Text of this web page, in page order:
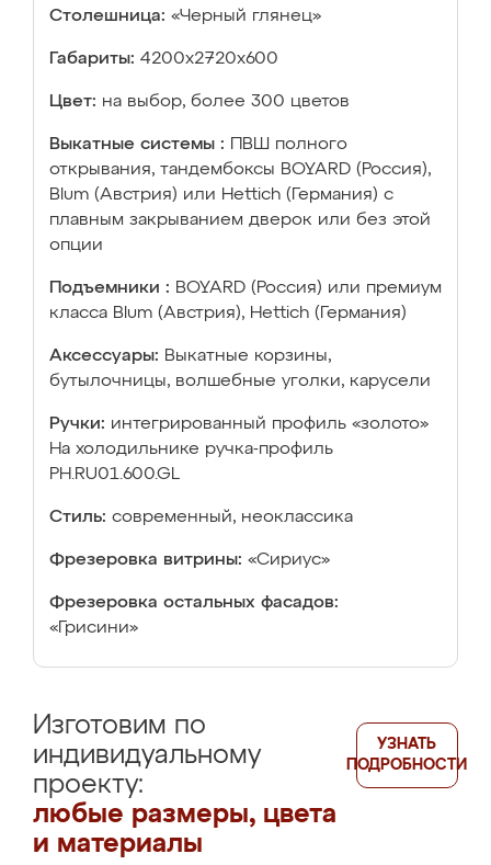
Столешница: «Черный глянец»
Габариты: 4200х2720х600
Цвет: на выбор, более 300 цветов
Выкатные системы :
ПВШ полного
открывания, тандембоксы BOYARD (Россия),
Blum (Австрия) или Hettich (Германия) с
плавным закрыванием дверок или без этой
опции
Подъемники : BOYARD (Россия) или премиум
класса Blum (Австрия), Hettich (Германия)
Аксессуары: Выкатные корзины,
бутылочницы, волшебные уголки, карусели
Ручки: интегрированный профиль «золото»
На холодильнике ручка-профиль
РН.RU01.600.GL
Стиль: современный, неоклассика
Фрезеровка витрины: «Сириус»
Фрезеровка остальных фасадов:
«Грисини»
Изготовим по
индивидуальному
проекту:
любые размеры, цвета
и материалы
УЗНАТЬ
ПОДРОБНОСТИ